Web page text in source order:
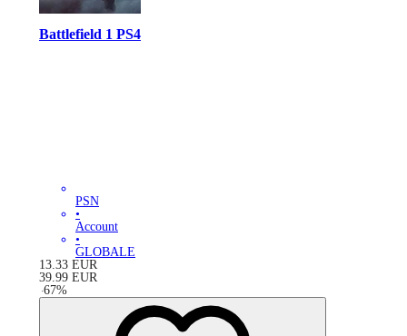
Battlefield 1 PS4
PSN
•
Account
•
GLOBALE
13.33 EUR
39.99 EUR
-67%